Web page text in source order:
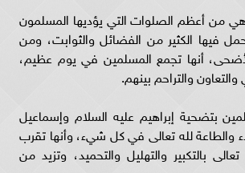
من أعظم الصلوات التي يؤديها المسلمون
فيها الكثير من الفضائل والثوابت، ومن
أنها تجمع المسلمين في يوم عظيم،
والتراحم بينهم.
بتضحية إبراهيم عليه السلام وإسماعيل
والطاعة لله تعالى في كل شيء، وأنها تقرب
بالتكبير والتهليل والتحميد، وتزيد من